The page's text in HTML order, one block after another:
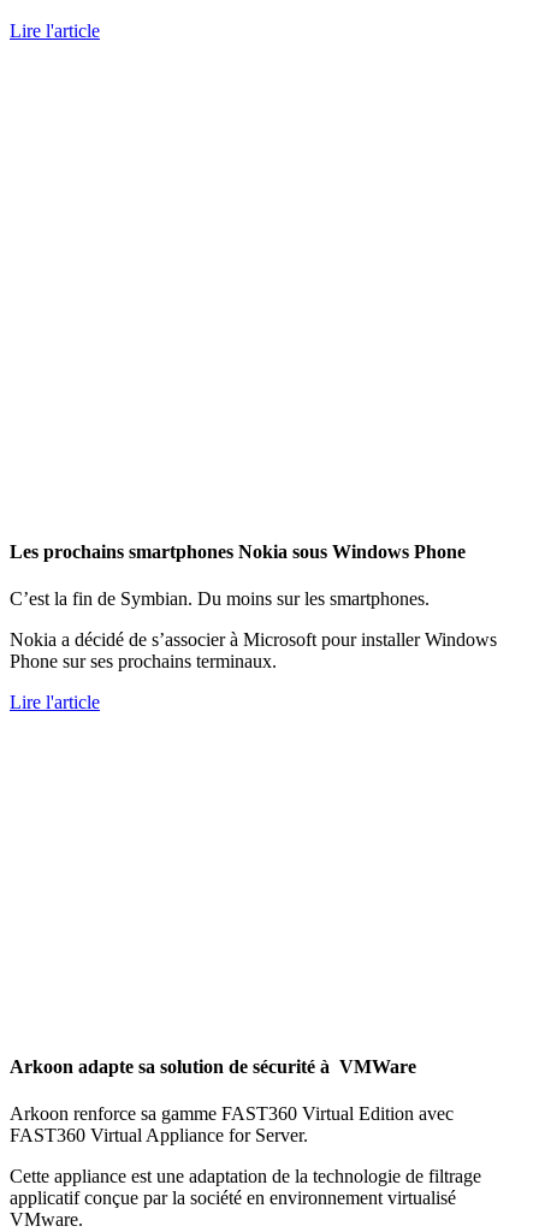
Lire l'article
Les prochains smartphones Nokia sous Windows Phone
C’est la fin de Symbian. Du moins sur les smartphones.
Nokia a décidé de s’associer à Microsoft pour installer Windows
Phone sur ses prochains terminaux.
Lire l'article
Arkoon adapte sa solution de sécurité à VMWare
Arkoon renforce sa gamme FAST360 Virtual Edition avec
FAST360 Virtual Appliance for Server.
Cette appliance est une adaptation de la technologie de filtrage
applicatif conçue par la société en environnement virtualisé
VMware.